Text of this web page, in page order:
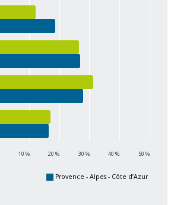
10 % 20 % 30 % 40 % 50 %
Provence - Alpes - Côte d’Azur